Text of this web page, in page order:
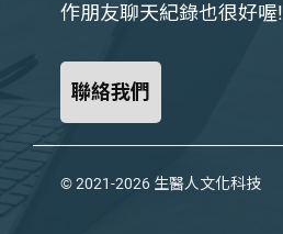
作朋友聊天紀錄也很好喔!
聯絡我們
© 2021-2026 生醫人文化科技